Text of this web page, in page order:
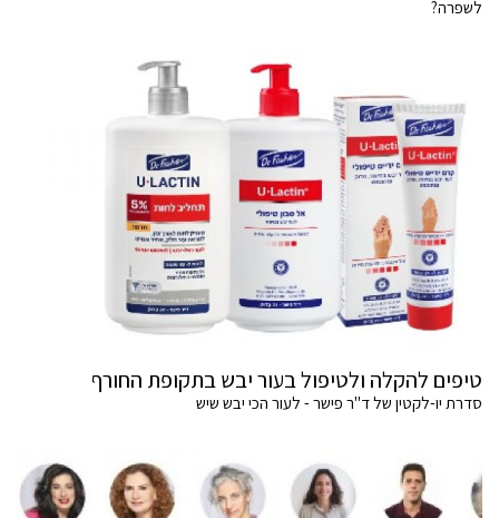
לשפרה?
טיפים להקלה ולטיפול בעור יבש בתקופת החורף
סדרת יו-לקטין של ד"ר פישר - לעור הכי יבש שיש